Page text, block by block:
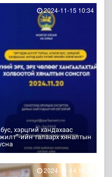
хэрцгий хандахаас
ийн талаарх хяналтын
2024-11-15 10:34
2024-11-14 10:20